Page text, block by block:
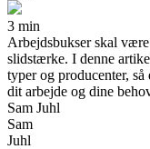
3 min
Arbejdsbukser skal
slidstærke. I denne
typer og producenter,
dit arbejde og dine
Sam Juhl
Sam
Juhl